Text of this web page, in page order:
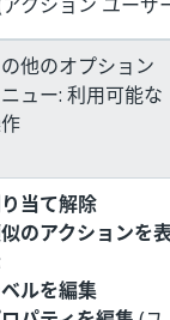
他のオプション
ュー: 利用可能な
当て解除
のアクションを
ルを編集